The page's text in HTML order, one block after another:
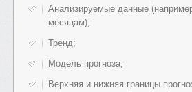
Анализируемые данные
месяцам);
Тренд;
Модель прогноза;
Верхняя и нижняя границы